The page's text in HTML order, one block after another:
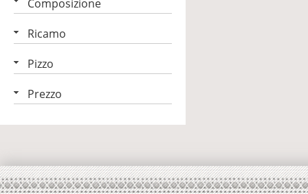
Composizione
Ricamo
Pizzo
Prezzo